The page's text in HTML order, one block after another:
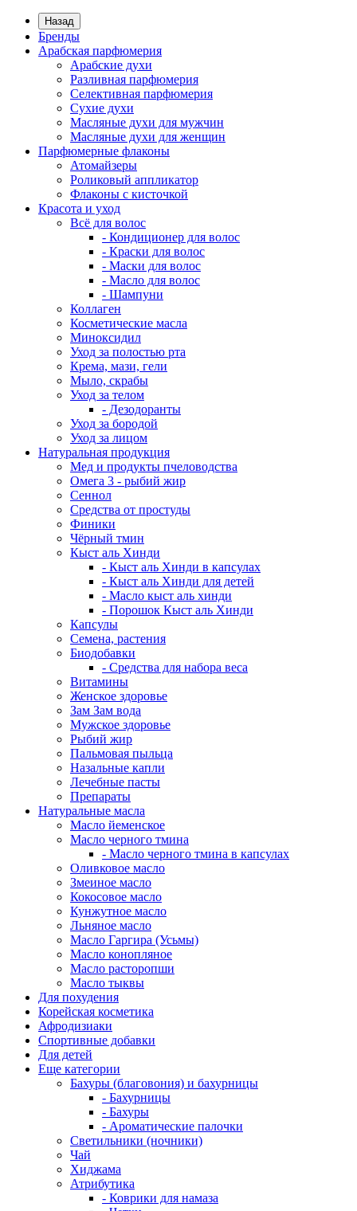
Назад
Бренды
Арабская парфюмерия
Арабские духи
Разливная парфюмерия
Селективная парфюмерия
Сухие духи
Масляные духи для мужчин
Масляные духи для женщин
Парфюмерные флаконы
Атомайзеры
Роликовый аппликатор
Флаконы с кисточкой
Красота и уход
Всё для волос
- Кондиционер для волос
- Краски для волос
- Маски для волос
- Масло для волос
- Шампуни
Коллаген
Косметические масла
Миноксидил
Уход за полостью рта
Крема, мази, гели
Мыло, скрабы
Уход за телом
- Дезодоранты
Уход за бородой
Уход за лицом
Натуральная продукция
Мед и продукты пчеловодства
Омега 3 - рыбий жир
Сеннол
Средства от простуды
Финики
Чёрный тмин
Кыст аль Хинди
- Кыст аль Хинди в капсулах
- Кыст аль Хинди для детей
- Масло кыст аль хинди
- Порошок Кыст аль Хинди
Капсулы
Семена, растения
Биодобавки
- Средства для набора веса
Витамины
Женское здоровье
Зам Зам вода
Мужское здоровье
Рыбий жир
Пальмовая пыльца
Назальные капли
Лечебные пасты
Препараты
Натуральные масла
Масло йеменское
Масло черного тмина
- Масло черного тмина в капсулах
Оливковое масло
Змеиное масло
Кокосовое масло
Кунжутное масло
Льняное масло
Масло Гаргира (Усьмы)
Масло конопляное
Масло расторопши
Масло тыквы
Для похудения
Корейская косметика
Афродизиаки
Спортивные добавки
Для детей
Еще категории
Бахуры (благовония) и бахурницы
- Бахурницы
- Бахуры
- Ароматические палочки
Светильники (ночники)
Чай
Хиджама
Атрибутика
- Коврики для намаза